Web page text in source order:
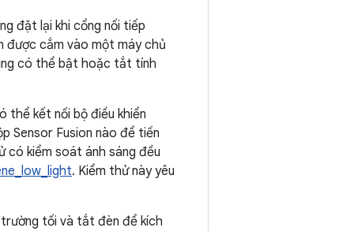
đặt lại khi cổng nối tiếp
được cắm vào một máy chủ
có thể bật hoặc tắt tính
thể kết nối bộ điều khiển
Sensor Fusion nào để tiến
có kiểm soát ánh sáng đều
. Kiểm thử này yêu
tối và tắt đèn để kích